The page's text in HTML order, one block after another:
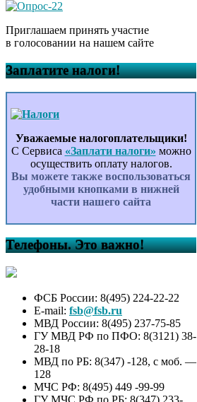
Приглашаем принять участие
в голосовании на нашем сайте
Заплатите налоги!
Уважаемые налогоплательщики!
С Сервиса «Заплати налоги» можно
осуществить оплату налогов.
Вы можете также воспользоваться
удобными кнопками в нижней
части нашего сайта
Телефоны. Это важно!
ФСБ России: 8(495) 224-22-22
E-mail: fsb@fsb.ru
МВД России: 8(495) 237-75-85
ГУ МВД РФ по ПФО: 8(3121) 38-
28-18
МВД по РБ: 8(347) -128, с моб. —
128
МЧС РФ: 8(495) 449 -99-99